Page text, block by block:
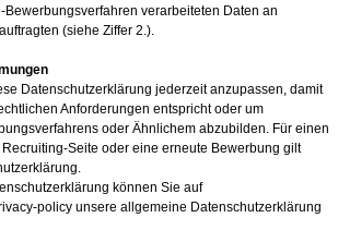
verarbeiteten Daten an
(siehe Ziffer 2.).
Datenschutzerklärung jederzeit anzupassen, damit
Anforderungen entspricht oder um
oder Ähnlichem abzubilden. Für einen
Seite oder eine erneute Bewerbung gilt
können Sie auf
policy unsere allgemeine Datenschutzerklärung